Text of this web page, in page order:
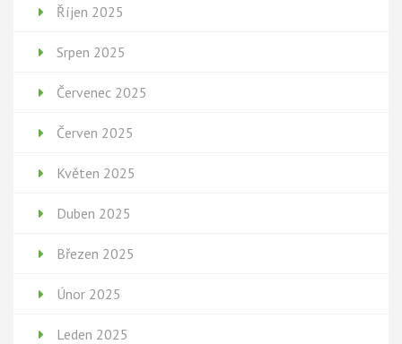
Říjen 2025
Srpen 2025
Červenec 2025
Červen 2025
Květen 2025
Duben 2025
Březen 2025
Únor 2025
Leden 2025